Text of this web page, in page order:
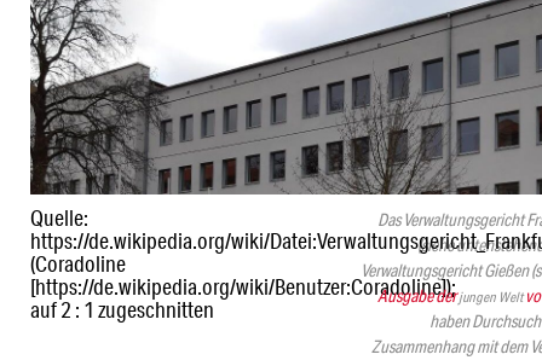
Quelle:
https://de.wikipedia.org/wiki/
(Coradoline
[https://de.wikipedia.org/wiki/Benutzer:Coradoline]);
auf 2 : 1 zugeschnitten
Das Verwaltungsgericht
(siehe
Verwaltungsgericht Gießen
Ausgabe derjungen Welt
haben
Zusammenhang mit dem